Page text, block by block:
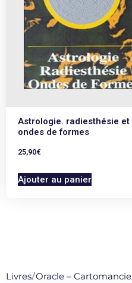
Astrologie. radiesthésie et
ondes de formes
25,90€
Ajouter au panier
Livres/Oracle – Cartomancie